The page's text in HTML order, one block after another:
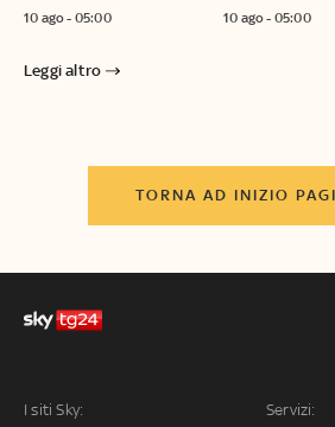
10 ago - 05:00 10 ago - 05:00
Leggi altro
TORNA AD INIZIO
I siti Sky: Servizi: